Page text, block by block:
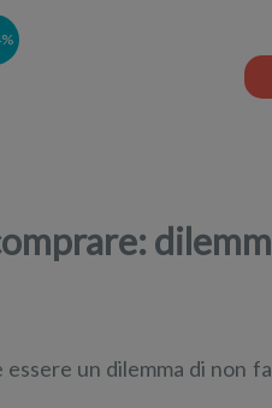
un dilemma di non